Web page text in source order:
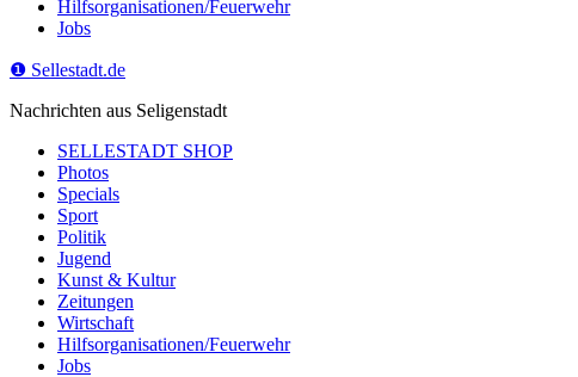
Hilfsorganisationen/Feuerwehr
Jobs
❶ Sellestadt.de
Nachrichten aus Seligenstadt
SELLESTADT SHOP
Photos
Specials
Sport
Politik
Jugend
Kunst & Kultur
Zeitungen
Wirtschaft
Hilfsorganisationen/Feuerwehr
Jobs